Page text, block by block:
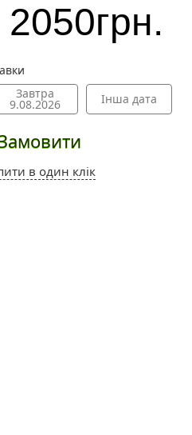
2050грн.
Завтра
9.08.2026 Інша дата
в один клік